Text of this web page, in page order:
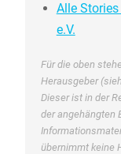
Alle
e.V.
Für die oben
Herausgeber
Dieser ist in der
der angehängten
übernimmt keine